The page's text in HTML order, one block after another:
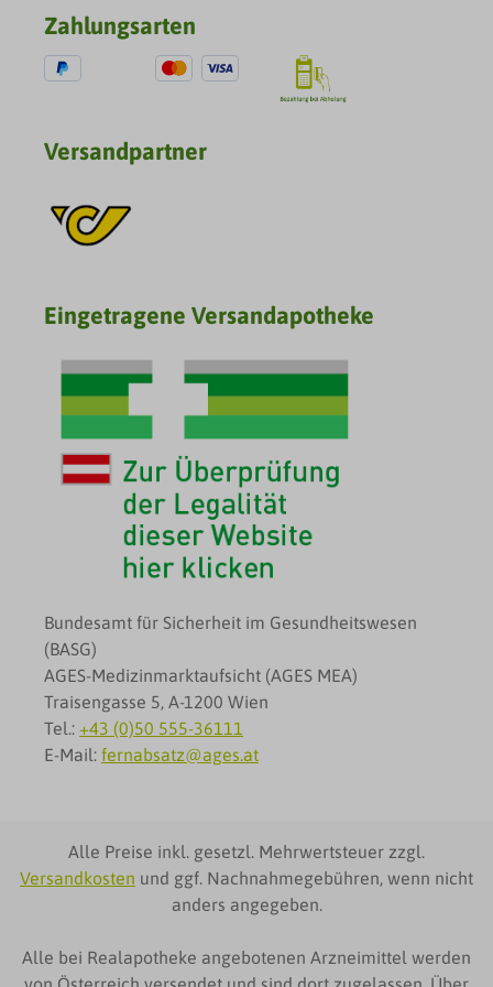
Zahlungsarten
Versandpartner
Eingetragene Versandapotheke
Bundesamt für Sicherheit im Gesundheitswesen
(BASG)
AGES-Medizinmarktaufsicht (AGES MEA)
Traisengasse 5, A-1200 Wien
Tel.: +43 (0)50 555-36111
E-Mail: fernabsatz@ages.at
Alle Preise inkl. gesetzl. Mehrwertsteuer zzgl.
Versandkosten und ggf. Nachnahmegebühren, wenn nicht
anders angegeben.
Alle bei Realapotheke angebotenen Arzneimittel werden